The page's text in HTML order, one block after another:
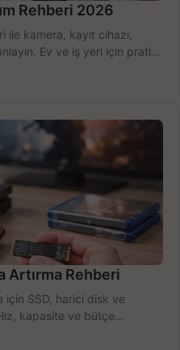
Rehberi 2026
kamera, kayıt cihazı,
Ev ve iş yeri için pratik
Artırma Rehberi
için SSD, harici disk ve
kapasite ve bütçe